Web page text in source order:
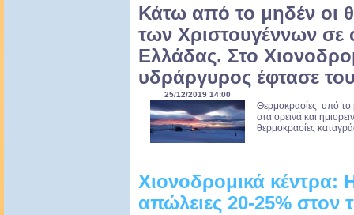
Κάτω από το μηδέν οι
των Χριστουγέννων σε
Ελλάδας. Στο
υδράργυρος έφτασε
25/12/2019 14:00
Θερμοκρασίες υπό
στα ορεινά και
θερμοκρασίες
Χιονοδρομικά κέντρα:
απώλειες 20-25% στον